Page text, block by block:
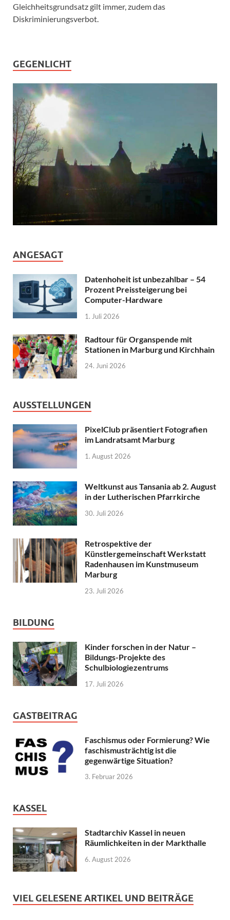
Gleichheitsgrundsatz gilt immer, zudem das
Diskriminierungsverbot.
GEGENLICHT
ANGESAGT
Datenhoheit ist unbezahlbar – 54
Prozent Preissteigerung bei
Computer-Hardware
1. Juli 2026
Radtour für Organspende mit
Stationen in Marburg und Kirchhain
24. Juni 2026
AUSSTELLUNGEN
PixelClub präsentiert Fotografien
im Landratsamt Marburg
1. August 2026
Weltkunst aus Tansania ab 2. August
in der Lutherischen Pfarrkirche
30. Juli 2026
Retrospektive der
Künstlergemeinschaft Werkstatt
Radenhausen im Kunstmuseum
Marburg
23. Juli 2026
BILDUNG
Kinder forschen in der Natur –
Bildungs-Projekte des
Schulbiologiezentrums
17. Juli 2026
GASTBEITRAG
Faschismus oder Formierung? Wie
faschismusträchtig ist die
gegenwärtige Situation?
3. Februar 2026
KASSEL
Stadtarchiv Kassel in neuen
Räumlichkeiten in der Markthalle
6. August 2026
VIEL GELESENE ARTIKEL UND BEITRÄGE